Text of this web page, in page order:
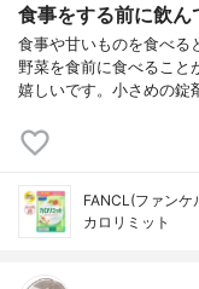
食事をする前に飲ん
食事や甘いものを食べる
野菜を食前に食べること
嬉しいです。小さめの錠
FANCL(ファンケ
カロリミット